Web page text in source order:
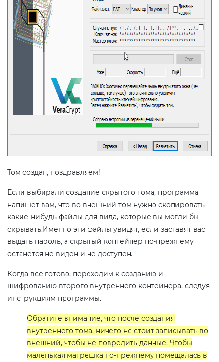
Том создан, поздравляем!
Если выбирали создание скрытого тома, программа
напишет вам, что во внешний том нужно скопировать
какие-нибудь файлы для вида, которые вы могли бы
скрывать.Именно эти файлы увидят, если заставят вас
выдать пароль, а скрытый контейнер по-прежнему
останется не виден и не доступен.
Когда все готово, переходим к созданию и
шифрованию второго внутреннего контейнера, следуя
инструкциям программы.
Обратите внимание, что после создания
внутреннего тома, ничего не стоит записывать во
внешний, чтобы не повредить данные. Чтобы
маленькая матрешка по-прежнему помещалась в